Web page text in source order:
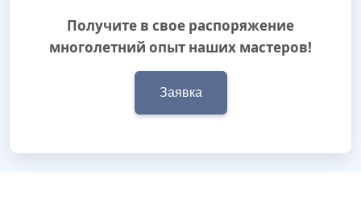
Получите в свое распоряжение
многолетний опыт наших мастеров!
Заявка